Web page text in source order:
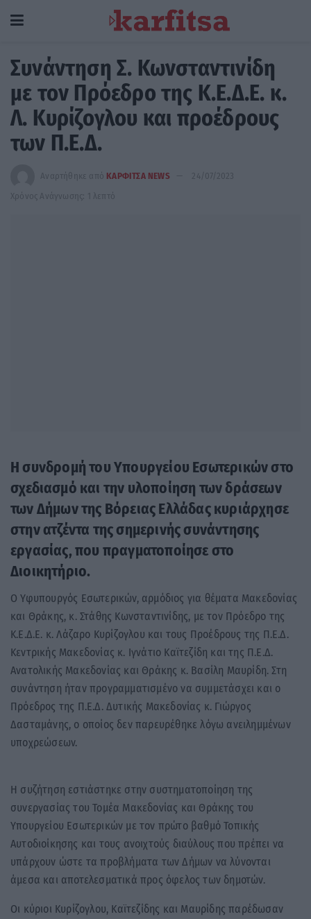
Συνάντηση Σ. Κωνσταντινίδη
με τον Πρόεδρο της Κ.Ε.Δ.Ε. κ.
Λ. Κυρίζογλου και προέδρους
των Π.Ε.Δ.
Αναρτήθηκε από ΚΑΡΦΙΤΣΑ NEWS
24/07/2023
Χρόνος Ανάγνωσης: 1 λεπτό
Η συνδρομή του Υπουργείου Εσωτερικών στο
σχεδιασμό και την υλοποίηση των δράσεων
των Δήμων της Βόρειας Ελλάδας κυριάρχησε
στην ατζέντα της σημερινής συνάντησης
εργασίας, που πραγματοποίησε στο
Διοικητήριο.
Ο Υφυπουργός Εσωτερικών, αρμόδιος για θέματα Μακεδονίας
και Θράκης, κ. Στάθης Κωνσταντινίδης, με τον Πρόεδρο της
Κ.Ε.Δ.Ε. κ. Λάζαρο Κυρίζογλου και τους Προέδρους της Π.Ε.Δ.
Κεντρικής Μακεδονίας κ. Ιγνάτιο Καϊτεζίδη και της Π.Ε.Δ.
Ανατολικής Μακεδονίας και Θράκης κ. Βασίλη Μαυρίδη. Στη
συνάντηση ήταν προγραμματισμένο να συμμετάσχει και ο
Πρόεδρος της Π.Ε.Δ. Δυτικής Μακεδονίας κ. Γιώργος
Δασταμάνης, ο οποίος δεν παρευρέθηκε λόγω ανειλημμένων
υποχρεώσεων.
Η συζήτηση εστιάστηκε στην συστηματοποίηση της
συνεργασίας του Τομέα Μακεδονίας και Θράκης του
Υπουργείου Εσωτερικών με τον πρώτο βαθμό Τοπικής
Αυτοδιοίκησης και τους ανοιχτούς διαύλους που πρέπει να
υπάρχουν ώστε τα προβλήματα των Δήμων να λύνονται
άμεσα και αποτελεσματικά προς όφελος των δημοτών.
Οι κύριοι Κυρίζογλου, Καϊτεζίδης και Μαυρίδης παρέδωσαν